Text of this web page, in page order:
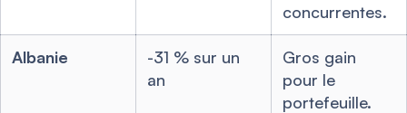
concurrentes.
Albanie
-31 % sur un
an
Gros gain
pour le
portefeuille.